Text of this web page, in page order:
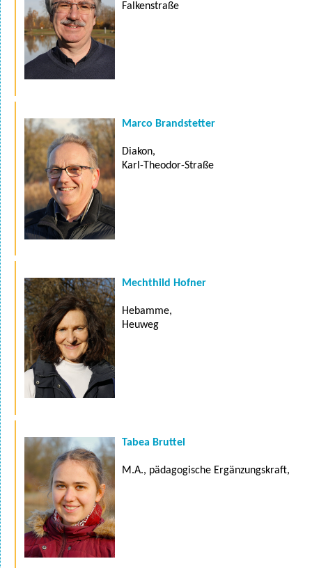
Falkenstraße
Marco Brandstetter
Diakon,
Karl-Theodor-Straße
Mechthild Hofner
Hebamme,
Heuweg
Tabea Bruttel
M.A., pädagogische Ergänzungskraft,